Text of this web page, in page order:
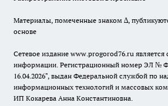
Материалы, помеченные знаком ∆,
основе
Сетевое издание www.progorod76.ru
информации. Регистрационный номер ЭЛ №
16.04.2026", выдан Федеральной службой по
информационных технологий и массовых
ИП Кокарева Анна Константиновна.